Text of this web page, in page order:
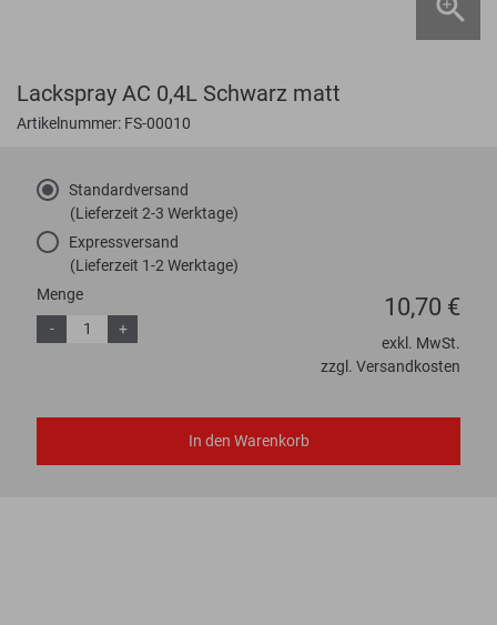
Lackspray AC 0,4L Schwarz matt
Artikelnummer: FS-00010
Standardversand
(Lieferzeit 2-3 Werktage)
Expressversand
(Lieferzeit 1-2 Werktage)
10,70 €
exkl. MwSt.
zzgl. Versandkosten
Menge
-
+
In den Warenkorb